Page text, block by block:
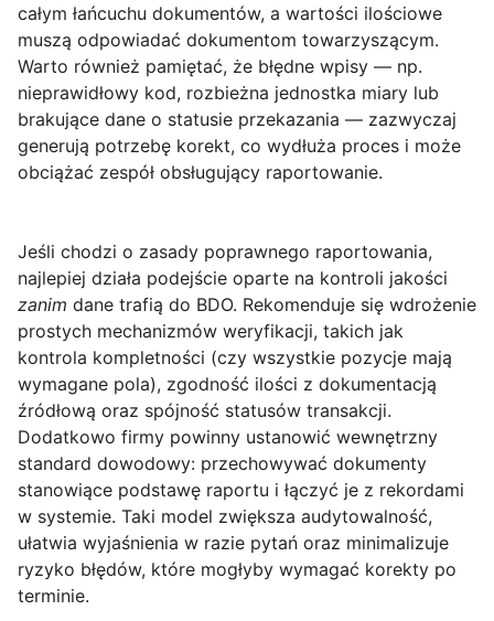
całym łańcuchu dokumentów, a wartości ilościowe
muszą odpowiadać dokumentom towarzyszącym.
Warto również pamiętać, że błędne wpisy — np.
nieprawidłowy kod, rozbieżna jednostka miary lub
brakujące dane o statusie przekazania — zazwyczaj
generują potrzebę korekt, co wydłuża proces i może
obciążać zespół obsługujący raportowanie.
Jeśli chodzi o zasady poprawnego raportowania,
najlepiej działa podejście oparte na kontroli jakości
zanim dane trafią do BDO. Rekomenduje się wdrożenie
prostych mechanizmów weryfikacji, takich jak
kontrola kompletności (czy wszystkie pozycje mają
wymagane pola), zgodność ilości z dokumentacją
źródłową oraz spójność statusów transakcji.
Dodatkowo firmy powinny ustanowić wewnętrzny
standard dowodowy: przechowywać dokumenty
stanowiące podstawę raportu i łączyć je z rekordami
w systemie. Taki model zwiększa audytowalność,
ułatwia wyjaśnienia w razie pytań oraz minimalizuje
ryzyko błędów, które mogłyby wymagać korekty po
terminie.